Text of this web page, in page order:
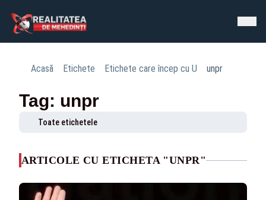
Acasă Etichete Etichete care încep cu U unpr
Tag: unpr
Toate etichetele
ARTICOLE CU ETICHETA "UNPR"